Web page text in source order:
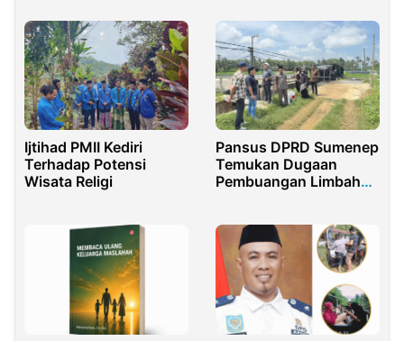
Ijtihad PMII Kediri
Terhadap Potensi
Wisata Religi
Pansus DPRD Sumenep
Temukan Dugaan
Pembuangan Limbah